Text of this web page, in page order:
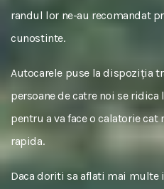
randul lor ne-au recomandat
cunostinte.
Autocarele puse la dispoziția
persoane de catre noi se
pentru a va face o calatorie
rapida.
Daca doriti sa aflati mai